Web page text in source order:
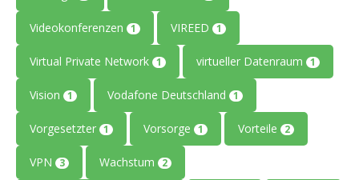
Videokonferenzen 1 VIREED 1
Virtual Private Network 1 virtueller Datenraum 1
Vision 1 Vodafone Deutschland 1
Vorgesetzter 1 Vorsorge 1 Vorteile 2
VPN 3 Wachstum 2